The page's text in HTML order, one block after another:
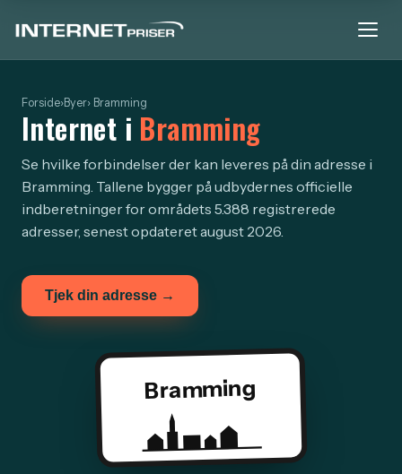
Forside›Byer› Bramming
Internet i Bramming
Se hvilke forbindelser der kan leveres på din adresse i
Bramming. Tallene bygger på udbydernes officielle
indberetninger for områdets 5.388 registrerede
adresser, senest opdateret august 2026.
Tjek din adresse →
Bramming